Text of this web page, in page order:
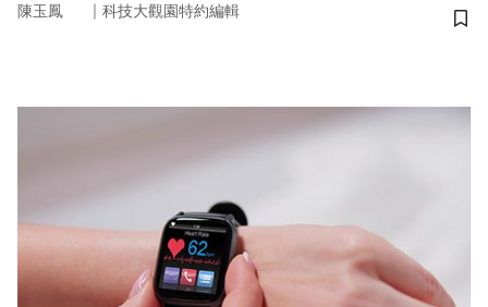
陳玉鳳 ｜ 科技大觀園特約編輯
儲